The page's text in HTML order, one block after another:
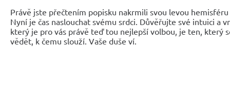
Právě jste přečtením popisku nakrmili svou levou
Nyní je čas naslouchat svému srdci. Důvěřujte své intuici a
který je pro vás právě teď tou nejlepší volbou, je ten, který
vědět, k čemu slouží. Vaše duše ví.